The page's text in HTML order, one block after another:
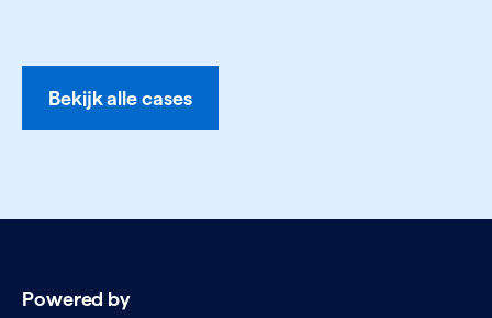
Bekijk alle cases
Powered by